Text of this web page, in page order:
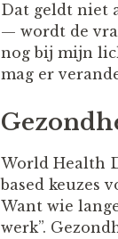
Dat geldt niet
— wordt de
nog bij mijn
mag er
World Health
based keuzes
Want wie
werk”.